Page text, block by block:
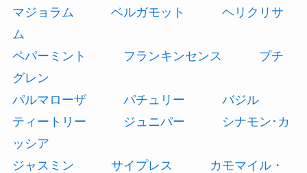
マジョラム
ベルガモット
ヘリクリサ
ム
ペパーミント
フランキンセンス
プチ
グレン
パルマローザ
パチュリー
バジル
ティートリー
ジュニパー
シナモン･カ
ッシア
ジャスミン
サイプレス
カモマイル・